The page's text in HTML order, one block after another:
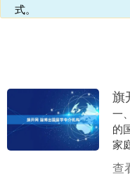
式。
旗
一
的
家
通
力
查